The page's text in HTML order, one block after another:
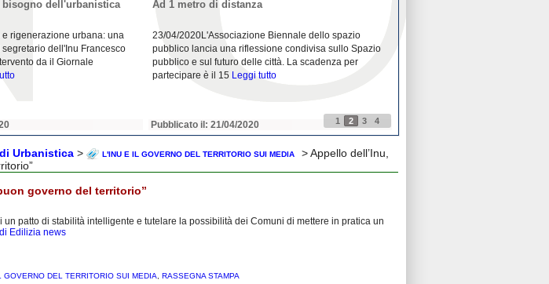
bisogno dell'urbanistica
rigenerazione urbana: una
dell'Inu Francesco
da il Giornale
Ad 1 metro di distanza
23/04/2020L'Associazione Biennale dello spazio
pubblico lancia una riflessione condivisa sullo Spazio
pubblico e sul futuro delle città. La scadenza per
partecipare è il 15 Leggi tutto
Pubblicato il: 21/04/2020 1 2 3 4
Urbanistica > L'INU E IL GOVERNO DEL TERRITORIO SUI MEDIA
> Appello dell’Inu,
governo del territorio”
un patto di stabilità intelligente e tutelare la possibilità dei Comuni di mettere in pratica un
di Edilizia news
GOVERNO DEL TERRITORIO SUI MEDIA RASSEGNA STAMPA